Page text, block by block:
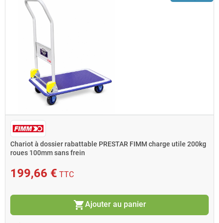
Chariot à dossier rabattable PRESTAR FIMM charge utile 200kg
roues 100mm sans frein
199,66 € TTC
shopping_cartAjouter au panier